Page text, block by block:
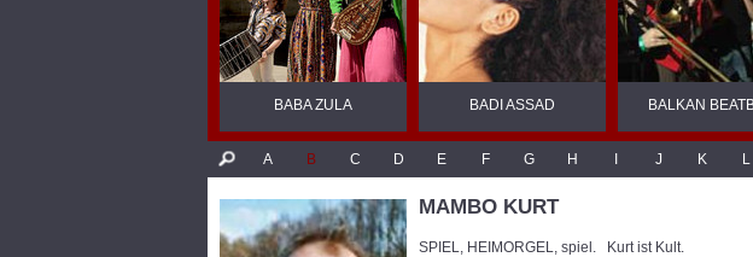
BABA ZULA BADI ASSAD BALKAN
A B C D E F G H J K L
MAMBO KURT
SPIEL, HEIMORGEL, spiel. Kurt ist Kult.